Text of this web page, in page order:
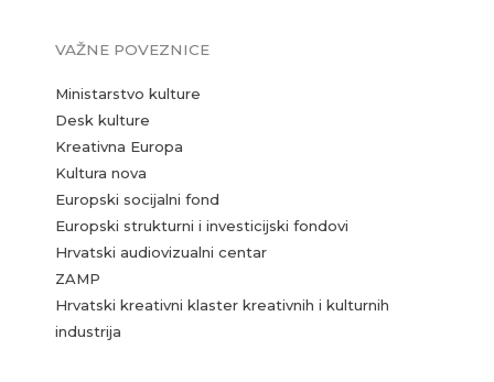
VAŽNE POVEZNICE
Ministarstvo kulture
Desk kulture
Kreativna Europa
Kultura nova
Europski socijalni fond
Europski strukturni i investicijski fondovi
Hrvatski audiovizualni centar
ZAMP
Hrvatski kreativni klaster kreativnih i kulturnih
industrija